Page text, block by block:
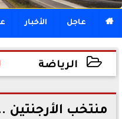
 عاجل الأخبار
الرياضة
2026-07-06 18:18:27
منتخب